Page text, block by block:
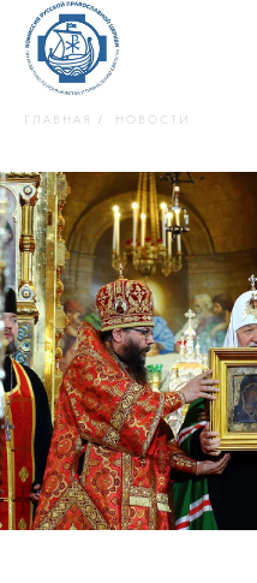
ГЛАВНАЯ / НОВОСТИ